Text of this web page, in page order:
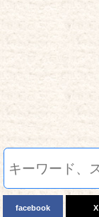
facebook X